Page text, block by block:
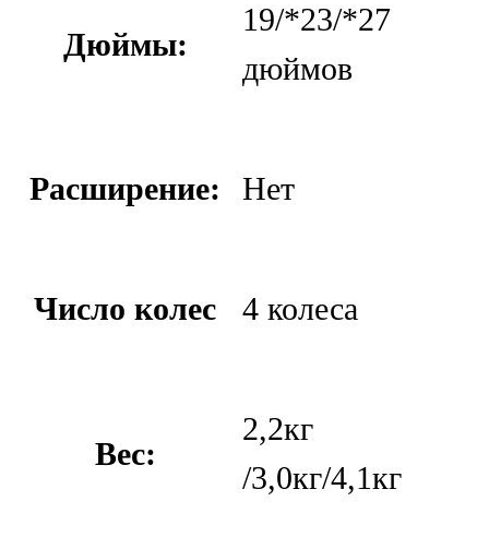
Дюймы:
19/*23/*27
дюймов
Расширение: Нет
Число колес 4 колеса
Вес:
2,2кг
/3,0кг/4,1кг